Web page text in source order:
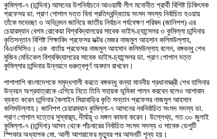
কুমিল্লা-৭ (চান্দিনা) আসনের উপনির্বাচনে আওয়ামী লীগ মনোনীত প্রার্থী বিশিষ্ট চিকিৎসক
প্রফেসর ডা. প্রাণ গোপাল দত্ত বিনা প্রতিদ্বন্দ্বিতায় সংসদ সদস্য নির্বাচিত হওয়ায়
তাঁকে শুভেচ্ছা ও অভিনন্দন জানিয়ে জাতীয় নির্বাচন পর্যবেক্ষণ পরিষদ (জানিপপ) এর
চেয়ারম্যান বেগম রোকেয়া বিশ্ববিদ্যালয়ের সাবেক ভাইস-চ্যান্সেলর ও কুমিল্লা চান্দিনার
কৃতিসন্তান বিশিষ্ট শিক্ষাবিদ প্রফেসর ডক্টর মেজর নাজমুল আহসান কলিমউল্লাহ,
বিএনসিসিও। এক বার্তায় প্রফেসর নাজমুল আহসান কলিমউল্লাহ বলেন, বঙ্গবন্ধু শেখ
মুজিব মেডিকেল বিশ্ববিদ্যালয়ের সাবেক ভাইস-চ্যান্সেলর ডা. প্রাণ গোপাল দত্ত
কুমিল্লার চান্দিনার উন্নয়নে গুরুত্বপূর্ণ অবদান রাখবেন।
পাশাপাশি বাংলাদেশকে সমৃদ্ধশালী করতে বঙ্গবন্ধু কন্যা মাননীয় প্রধানমন্ত্রী শেখ হাসিনার
উন্নয়ন অগ্রযাত্রাকে এগিয়ে নিতে তিনি সহায়ক ভূমিকা পালন করবেন বলেও আশাবাদ
ব্যক্ত করেন চান্দিনার কৈলাইন মিয়াবাড়ির কৃতি সন্তান প্রফেসর নাজমুল আহসান
কলিমউল্লাহ। জানিপপ চেয়ারম্যান কুমিল্লা-৭ আসনের নবনির্বাচিত সংসদ সদস্য ডা.
প্রাণ গোপাল দত্তের সুস্বাস্থ্য, দীর্ঘায়ূ ও মঙ্গল কামনা করেন। উল্লেখ্য, গত ৩০ জুলাই
কুমিল্লা-৭ (চান্দিনা) আসন থেকে পাঁচবারের নির্বাচিত সংসদ সদস্য ও সাবেক ডেপুটি
স্পিকার অধ্যাপক মো. আলী আশরাফের মৃত্যুর পর আসনটি শূন্য হয়।